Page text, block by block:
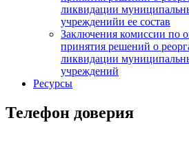
ликвидации
учрежденийи ее состав
Заключения комиссии по
принятия решений о
ликвидации
учреждений
Ресурсы
Телефон доверия